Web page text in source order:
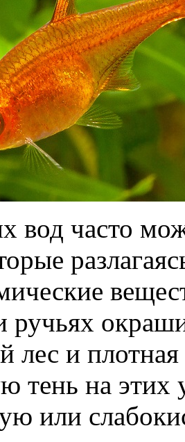
вод часто
ручьях
и плотная
тень на этих
или